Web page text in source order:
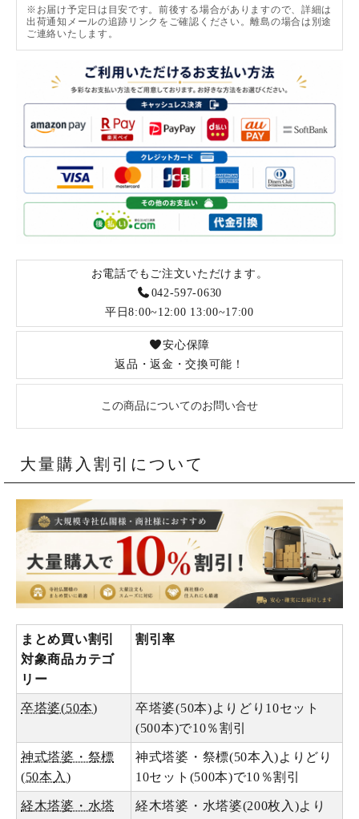
※お届け予定日は目安です。前後する場合がありますので、詳細は
出荷通知メールの追跡リンクをご確認ください。離島の場合は別途
ご連絡いたします。
お電話でもご注文いただけます。
042-597-0630
平日8:00~12:00 13:00~17:00
安心保障
返品・返金・交換可能！
この商品についてのお問い合せ
大量購入割引について
まとめ買い割引
対象商品カテゴ
リー
割引率
卒塔婆(50本)
卒塔婆(50本)よりどり10セット
(500本)で10％割引
神式塔婆・祭標
(50本入)
神式塔婆・祭標(50本入)よりどり
10セット(500本)で10％割引
経木塔婆・水塔 経木塔婆・水塔婆(200枚入)より